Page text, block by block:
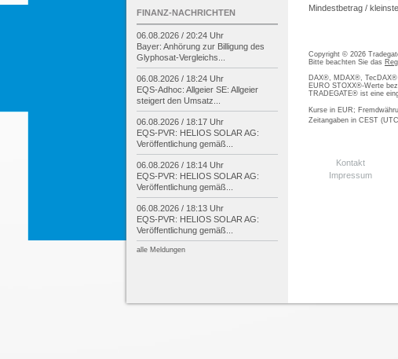
Mindestbetrag /
Copyright © 2026
Bitte beachten Sie das
DAX®, MDAX®, TecDAX®
EURO STOXX®-Werte
TRADEGATE® ist eine
Kurse in EUR;
Zeitangaben in CEST
Kontakt
Impressum
FINANZ-NACHRICHTEN
06.08.2026 / 20:24 Uhr
Bayer: Anhörung zur Billigung des
Glyphosat-Vergleichs...
06.08.2026 / 18:24 Uhr
EQS-Adhoc: Allgeier SE: Allgeier
steigert den Umsatz...
06.08.2026 / 18:17 Uhr
EQS-PVR: HELIOS SOLAR AG:
Veröffentlichung gemäß...
06.08.2026 / 18:14 Uhr
EQS-PVR: HELIOS SOLAR AG:
Veröffentlichung gemäß...
06.08.2026 / 18:13 Uhr
EQS-PVR: HELIOS SOLAR AG:
Veröffentlichung gemäß...
alle Meldungen